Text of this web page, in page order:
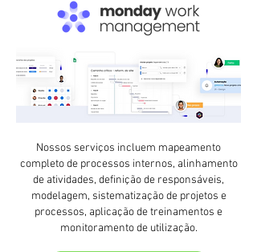
Nossos serviços incluem mapeamento
completo de processos internos, alinhamento
de atividades, definição de responsáveis,
modelagem, sistematização de projetos e
processos, aplicação de treinamentos e
monitoramento de utilização.